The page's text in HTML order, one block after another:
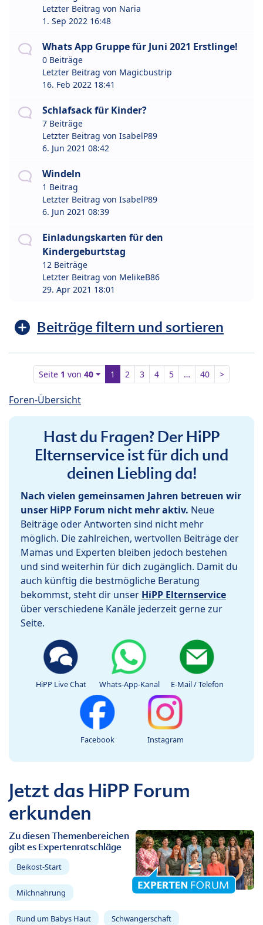
Letzter Beitrag von Naria
1. Sep 2022 16:48
Whats App Gruppe für Juni 2021 Erstlinge!
0 Beiträge
Letzter Beitrag von Magicbustrip
16. Feb 2022 18:41
Schlafsack für Kinder?
7 Beiträge
Letzter Beitrag von IsabelP89
6. Jun 2021 08:42
Windeln
1 Beitrag
Letzter Beitrag von IsabelP89
6. Jun 2021 08:39
Einladungskarten für den
Kindergeburtstag
12 Beiträge
Letzter Beitrag von MelikeB86
29. Apr 2021 18:01
Beiträge filtern und sortieren
Seite 1 von40 1 2 3 4 5 … 40 >
Foren-Übersicht
Hast du Fragen? Der HiPP
Elternservice ist für dich und
deinen Liebling da!
Nach vielen gemeinsamen Jahren betreuen wir
unser HiPP Forum nicht mehr aktiv. Neue
Beiträge oder Antworten sind nicht mehr
möglich. Die zahlreichen, wertvollen Beiträge der
Mamas und Experten bleiben jedoch bestehen
und sind weiterhin für dich zugänglich. Damit du
auch künftig die bestmögliche Beratung
bekommst, steht dir unser HiPP Elternservice
über verschiedene Kanäle jederzeit gerne zur
Seite.
HiPP Live Chat Whats-App-Kanal E-Mail / Telefon
Facebook Instagram
Jetzt das HiPP Forum
erkunden
Zu diesen Themenbereichen
gibt es Expertenratschläge
Beikost-Start
Milchnahrung
Rund um Babys Haut Schwangerschaft